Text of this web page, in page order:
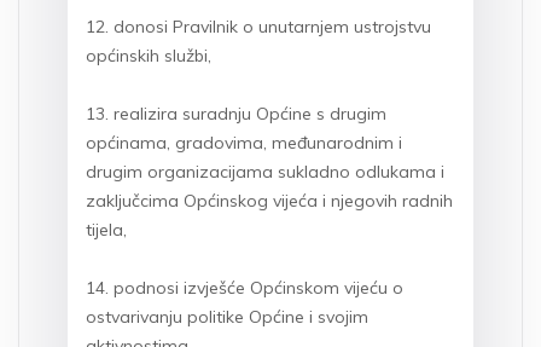
12. donosi Pravilnik o unutarnjem ustrojstvu
općinskih službi,
13. realizira suradnju Općine s drugim
općinama, gradovima, međunarodnim i
drugim organizacijama sukladno odlukama i
zaključcima Općinskog vijeća i njegovih radnih
tijela,
14. podnosi izvješće Općinskom vijeću o
ostvarivanju politike Općine i svojim